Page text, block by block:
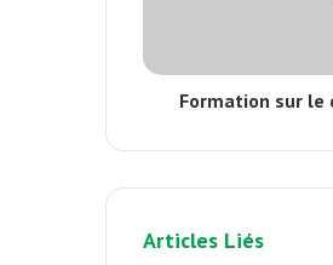
Formation sur
Articles Liés